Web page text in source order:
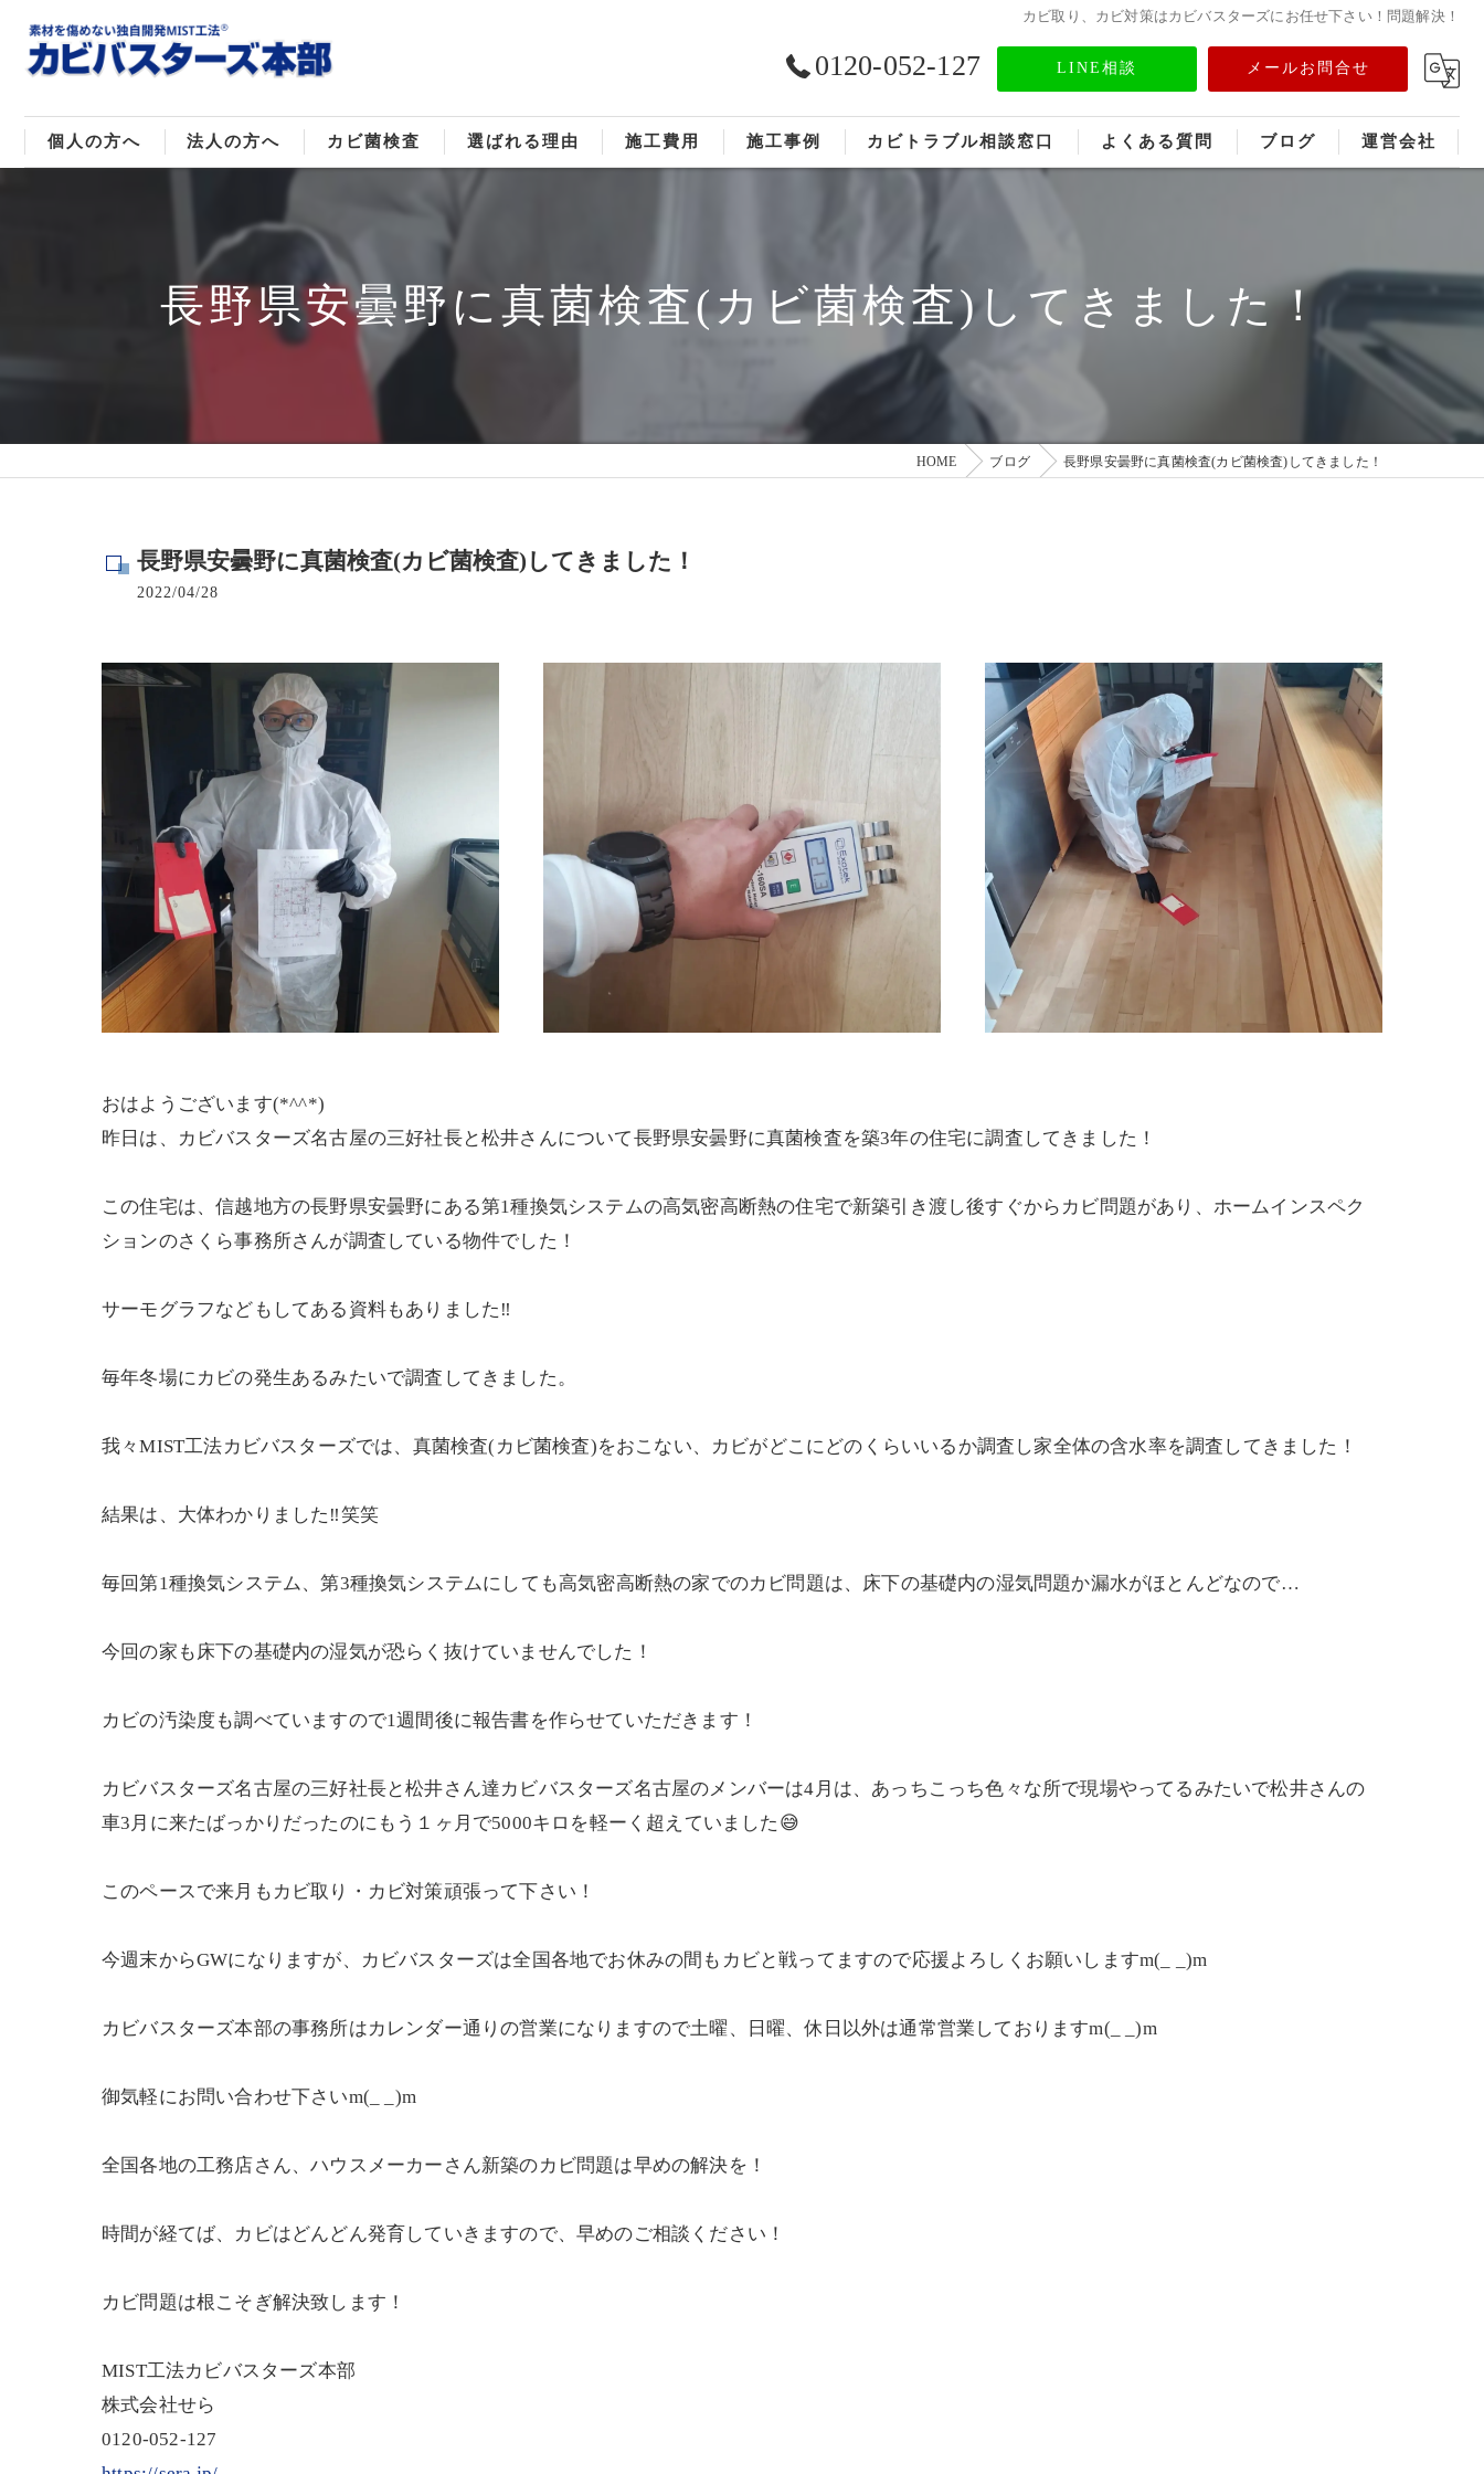
カビ取り、カビ対策はカビバスターズにお任せ下さい！問題解決！
0120-052-127 LINE相談 メールお問合せ
個人の方へ
マンションのカビ取り
法人の方へ
倉庫･工場のカビ取り
店舗のカビ取り
病院･クリニックのカビ取り
公共施設のカビ取り
カビ菌検査
カビ菌種類
選ばれる理由 施工費用 施工事例 カビトラブル相談窓口 よくある質問 ブログ 運営会社
メディア情報
長野県安曇野に真菌検査(カビ菌検査)してきました！
HOME ブログ 長野県安曇野に真菌検査(カビ菌検査)してきました！
長野県安曇野に真菌検査(カビ菌検査)してきました！
2022/04/28
おはようございます(*^^*)
昨日は、カビバスターズ名古屋の三好社長と松井さんについて長野県安曇野に真菌検査を築3年の住宅に調査してきました！
この住宅は、信越地方の長野県安曇野にある第1種換気システムの高気密高断熱の住宅で新築引き渡し後すぐからカビ問題があり、ホームインスペク
ションのさくら事務所さんが調査している物件でした！
サーモグラフなどもしてある資料もありました‼️
毎年冬場にカビの発生あるみたいで調査してきました。
我々MIST工法カビバスターズでは、真菌検査(カビ菌検査)をおこない、カビがどこにどのくらいいるか調査し家全体の含水率を調査してきました！
結果は、大体わかりました‼️笑笑
毎回第1種換気システム、第3種換気システムにしても高気密高断熱の家でのカビ問題は、床下の基礎内の湿気問題か漏水がほとんどなので…
今回の家も床下の基礎内の湿気が恐らく抜けていませんでした！
カビの汚染度も調べていますので1週間後に報告書を作らせていただきます！
カビバスターズ名古屋の三好社長と松井さん達カビバスターズ名古屋のメンバーは4月は、あっちこっち色々な所で現場やってるみたいで松井さんの
車3月に来たばっかりだったのにもう１ヶ月で5000キロを軽ーく超えていました😅
このペースで来月もカビ取り・カビ対策頑張って下さい！
今週末からGWになりますが、カビバスターズは全国各地でお休みの間もカビと戦ってますので応援よろしくお願いしますm(_ _)m
カビバスターズ本部の事務所はカレンダー通りの営業になりますので土曜、日曜、休日以外は通常営業しておりますm(_ _)m
御気軽にお問い合わせ下さいm(_ _)m
全国各地の工務店さん、ハウスメーカーさん新築のカビ問題は早めの解決を！
時間が経てば、カビはどんどん発育していきますので、早めのご相談ください！
カビ問題は根こそぎ解決致します！
MIST工法カビバスターズ本部
株式会社せら
0120-052-127